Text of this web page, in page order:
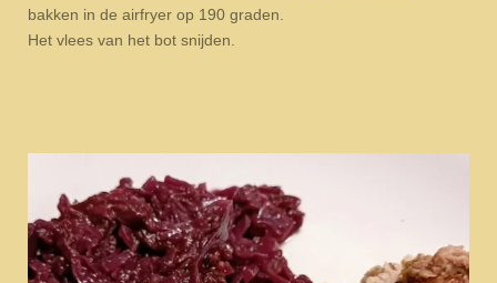
bakken in de airfryer op 190 graden.
Het vlees van het bot snijden.